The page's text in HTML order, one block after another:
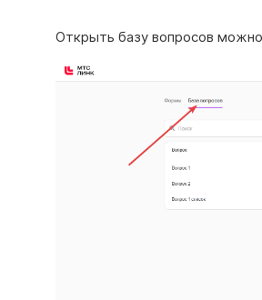
Открыть базу вопросов